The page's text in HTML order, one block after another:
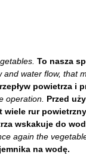
To nasza
water flow, that
powietrza i
operation. Przed
wiele rur
wskakuje do
again the
na wodę.